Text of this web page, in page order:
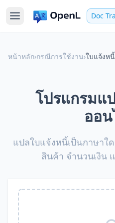
Doc
หน้าหลัก›กรณีการใช้งาน›ใบแจ้งหนี้
โปรแกรมแ
ออ
แปลใบแจ้งหนี้เป็นภาษาใ
สินค้า จำนวนเงิน